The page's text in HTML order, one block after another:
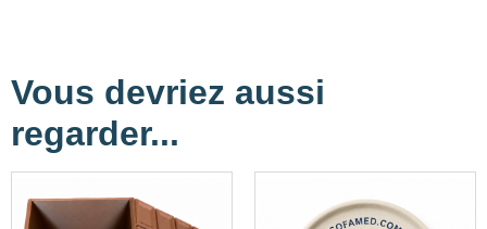
Vous devriez aussi
regarder...